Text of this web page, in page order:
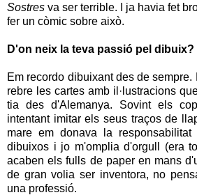
Sostres va ser terrible. I ja havia fet
fer un còmic sobre això.
D'on neix la teva passió pel dibuix?
Em recordo dibuixant des de sempre.
rebre les cartes amb il·lustracions
tia des d'Alemanya. Sovint els
intentant imitar els seus traços de
mare em donava la
dibuixos i jo m'omplia d'orgull (era
acaben els fulls de paper en mans
de gran volia ser inventora, no
una professió.